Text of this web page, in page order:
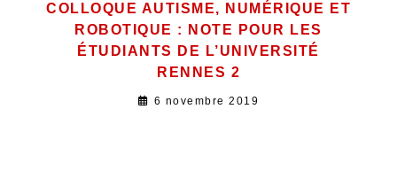
COLLOQUE AUTISME, NUMÉRIQUE ET
ROBOTIQUE : NOTE POUR LES
ÉTUDIANTS DE L’UNIVERSITÉ
RENNES 2
6 novembre 2019